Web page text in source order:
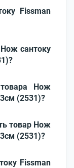
Fissman
Нож сантоку
Нож
(2531)?
товар Нож
(2531)?
Fissman